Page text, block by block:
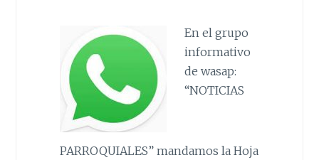
En el grupo
informativo
de wasap:
“NOTICIAS
PARROQUIALES” mandamos la Hoja